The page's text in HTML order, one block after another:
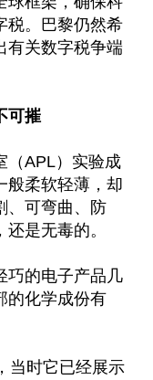
税。巴黎仍然希
有关数字税争端
可摧
（APL）实验成
般柔软轻薄，却
、可弯曲、防
是无毒的。
巧的电子产品几
的化学成份有
当时它已经展示